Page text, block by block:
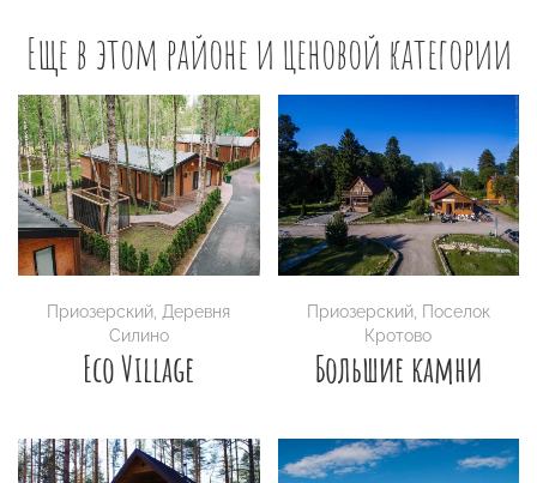
Еще в этом районе и ценовой категории
Приозерский,Деревня
Силино
Eco Village
Приозерский, Поселок
Кротово
Большие камни